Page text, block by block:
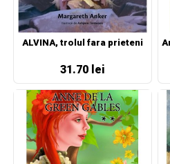
ALVINA, trolul fara prieteni
31.70 lei